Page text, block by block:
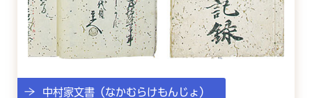
中村家文書（なかむらけもんじょ）